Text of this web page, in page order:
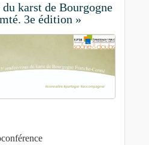
karst de Bourgogne
3e édition »